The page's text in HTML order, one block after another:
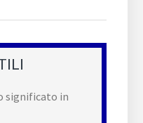
significato in